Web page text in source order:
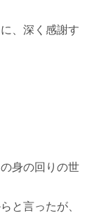
、深く感謝す
身の回りの世
と言ったが、